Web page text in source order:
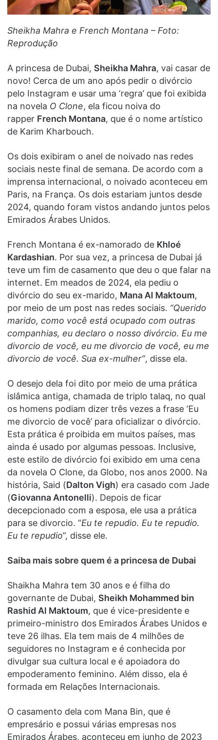
Sheikha Mahra e French Montana – Foto:
Reprodução
A princesa de Dubai, Sheikha Mahra, vai casar de
novo! Cerca de um ano após pedir o divórcio
pelo Instagram e usar uma ‘regra’ que foi exibida
na novela O Clone, ela ficou noiva do
rapper French Montana, que é o nome artístico
de Karim Kharbouch.
Os dois exibiram o anel de noivado nas redes
sociais neste final de semana. De acordo com a
imprensa internacional, o noivado aconteceu em
Paris, na França. Os dois estariam juntos desde
2024, quando foram vistos andando juntos pelos
Emirados Árabes Unidos.
French Montana é ex-namorado de Khloé
Kardashian. Por sua vez, a princesa de Dubai já
teve um fim de casamento que deu o que falar na
internet. Em meados de 2024, ela pediu o
divórcio do seu ex-marido, Mana Al Maktoum,
por meio de um post nas redes sociais. “Querido
marido, como você está ocupado com outras
companhias, eu declaro o nosso divórcio. Eu me
divorcio de você, eu me divorcio de você, eu me
divorcio de você. Sua ex-mulher”, disse ela.
O desejo dela foi dito por meio de uma prática
islâmica antiga, chamada de triplo talaq, no qual
os homens podiam dizer três vezes a frase ‘Eu
me divorcio de você’ para oficializar o divórcio.
Esta prática é proibida em muitos países, mas
ainda é usado por algumas pessoas. Inclusive,
este estilo de divórcio foi exibido em uma cena
da novela O Clone, da Globo, nos anos 2000. Na
história, Said (Dalton Vigh) era casado com Jade
(Giovanna Antonelli). Depois de ficar
decepcionado com a esposa, ele usa a prática
para se divorcio. “Eu te repudio. Eu te repudio.
Eu te repudio”, disse ele.
Saiba mais sobre quem é a princesa de Dubai
Shaikha Mahra tem 30 anos e é filha do
governante de Dubai, Sheikh Mohammed bin
Rashid Al Maktoum, que é vice-presidente e
primeiro-ministro dos Emirados Árabes Unidos e
teve 26 ilhas. Ela tem mais de 4 milhões de
seguidores no Instagram e é conhecida por
divulgar sua cultura local e é apoiadora do
empoderamento feminino. Além disso, ela é
formada em Relações Internacionais.
O casamento dela com Mana Bin, que é
empresário e possui várias empresas nos
Emirados Árabes, aconteceu em junho de 2023